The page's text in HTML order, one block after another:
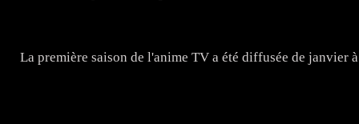
La première saison de l'anime TV a été diffusée de